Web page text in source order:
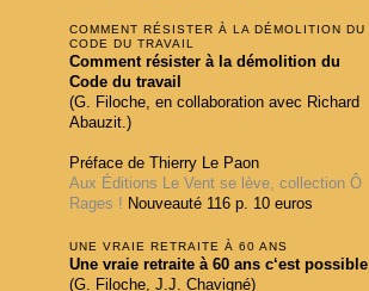
COMMENT RÉSISTER À LA DÉMOLITION DU
CODE DU TRAVAIL
Comment résister à la démolition du
Code du travail
(G. Filoche, en collaboration avec Richard
Abauzit.)
Préface de Thierry Le Paon
Aux Éditions Le Vent se lève, collection Ô
Rages ! Nouveauté 116 p. 10 euros
UNE VRAIE RETRAITE À 60 ANS
Une vraie retraite à 60 ans c‘est possible
(G. Filoche, J.J. Chavigné)